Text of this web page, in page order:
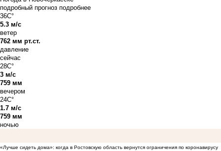
подробный прогноз подробнее
36C°
5.3 м/с
ветер
762 мм рт.ст.
давление
сейчас
28C°
3 м/с
759 мм
вечером
24C°
1.7 м/с
759 мм
ночью
«Лучше сидеть дома»: когда в Ростовскую область вернутся ограничения по коронавирусу